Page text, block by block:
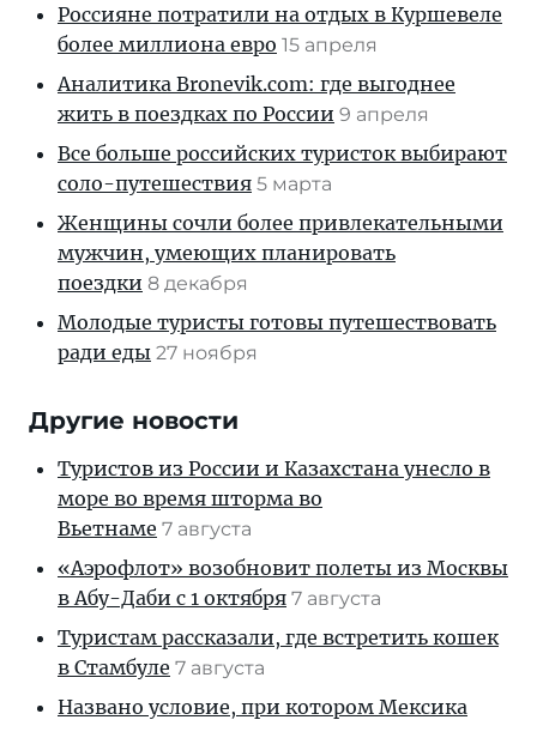
Россияне потратили на отдых в Куршевеле
более миллиона евро 15 апреля
Аналитика Bronevik.com: где выгоднее
жить в поездках по России 9 апреля
Все больше российских туристок выбирают
соло-путешествия 5 марта
Женщины сочли более привлекательными
мужчин, умеющих планировать
поездки 8 декабря
Молодые туристы готовы путешествовать
ради еды 27 ноября
Другие новости
Туристов из России и Казахстана унесло в
море во время шторма во
Вьетнаме 7 августа
«Аэрофлот» возобновит полеты из Москвы
в Абу-Даби с 1 октября 7 августа
Туристам рассказали, где встретить кошек
в Стамбуле 7 августа
Названо условие, при котором Мексика